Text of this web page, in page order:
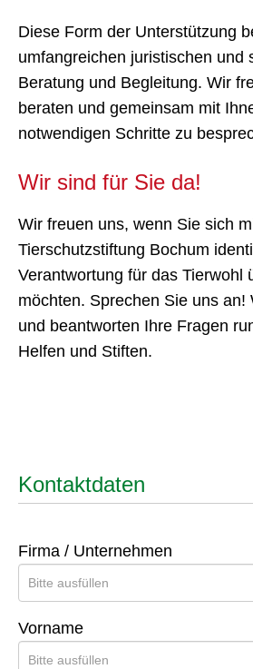
Durch die Schenkung im
Einsetzen der
in Ihrem Testament wird das
und es bietet sich dadurch die
erwirtschafteten Ertrag
Tiere zu verwenden. Es fällt
Gelder und sonstige
ungeschmälert dem
Diese Form der Unterstützung
umfangreichen juristischen und
Beratung und Begleitung. Wir
Wir freuen uns, wenn Sie sich
Verantwortung für das Tierwohl
möchten. Sprechen Sie uns an!
und beantworten Ihre Fragen
Helfen und Stiften.